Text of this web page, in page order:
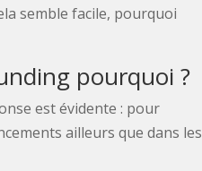
semble facile, pourquoi
pourquoi ?
est évidente : pour
ailleurs que dans les